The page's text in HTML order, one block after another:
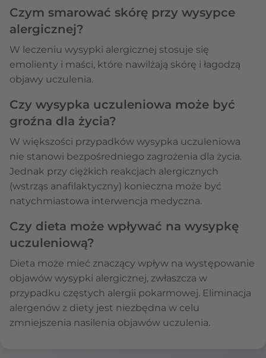
Czym smarować skórę przy wysypce
alergicznej?
W leczeniu wysypki alergicznej stosuje się
emolienty i maści, które nawilżają skórę i łagodzą
objawy uczulenia.
Czy wysypka uczuleniowa może być
groźna dla życia?
W większości przypadków wysypka uczuleniowa
nie stanowi bezpośredniego zagrożenia dla życia.
Jednak przy ciężkich reakcjach alergicznych
(wstrząs anafilaktyczny) konieczna może być
natychmiastowa interwencja medyczna.
Czy dieta może wpływać na wysypkę
uczuleniową?
Dieta może mieć znaczący wpływ na występowanie
objawów wysypki alergicznej, zwłaszcza w
przypadku częstych alergii pokarmowej. Eliminacja
alergenów z diety jest niezbędna w celu
zmniejszenia nasilenia objawów uczulenia.